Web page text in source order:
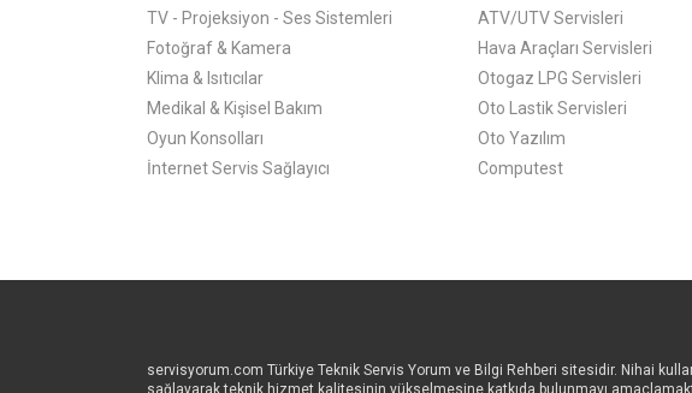
TV - Projeksiyon - Ses Sistemleri
Fotoğraf & Kamera
Klima & Isıtıcılar
Medikal & Kişisel Bakım
Oyun Konsolları
İnternet Servis Sağlayıcı
ATV/UTV Servisleri
Hava Araçları Servisleri
Otogaz LPG Servisleri
Oto Lastik Servisleri
Oto Yazılım
Computest
servisyorum.com Türkiye Teknik Servis Yorum ve Bilgi Rehberi sitesidir. Nihai